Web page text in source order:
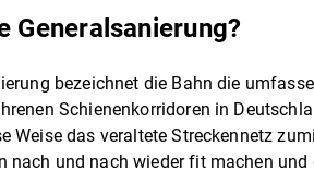
Generalsanierung?
bezeichnet die Bahn die
Schienenkorridoren in
Weise das veraltete Streckennetz
nach und nach wieder fit machen und